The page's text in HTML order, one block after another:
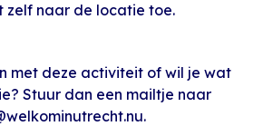
zelf naar de locatie toe.
met deze activiteit of wil je wat
Stuur dan een mailtje naar